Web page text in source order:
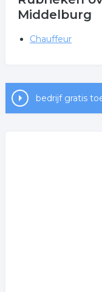
Middelburg
Chauffeur
bedrijf gratis